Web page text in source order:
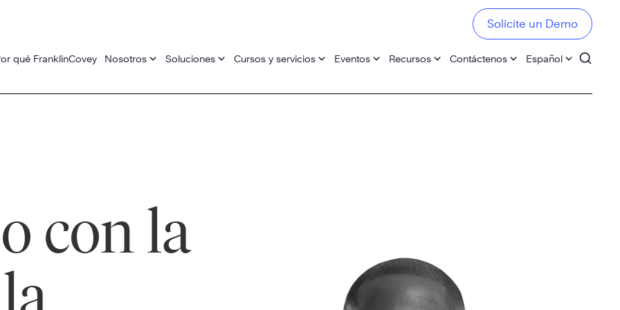
qué FranklinCovey Nosotros Soluciones Cursos y servicios Eventos Recursos Contáctenos Español
Solicite un Demo
con la